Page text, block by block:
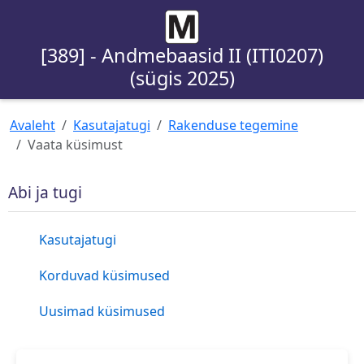
[389] - Andmebaasid II (ITI0207)
(sügis 2025)
Avaleht Kasutajatugi
Rakenduse tegemine
Vaata küsimust
Abi ja tugi
Kasutajatugi
Korduvad küsimused
Uusimad küsimused